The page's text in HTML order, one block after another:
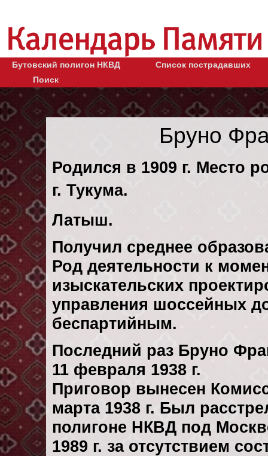
Бутовский полигон НКВД
Список пострадавших
Поиск
Бруно
Родился в 1909 г. Место
г. Тукума.
Латыш.
Получил среднее
Род деятельности к
изыскательских
управления шоссейных
беспартийным.
Последний раз Бруно
11 февраля 1938 г.
Приговор вынесен
марта 1938 г. Был
полигоне НКВД под
1989 г. за отсутствием